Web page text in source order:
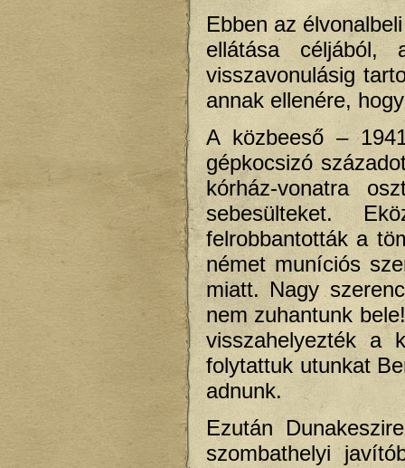
Ebben az
ellátása céljából,
visszavonulásig
annak ellenére,
A közbeeső –
gépkocsizó
kórház-vonatra
sebesülteket.
felrobbantották a
német muníciós
miatt. Nagy
nem zuhantunk
visszahelyezték a
folytattuk utunkat
adnunk.
Ezután
szombathelyi